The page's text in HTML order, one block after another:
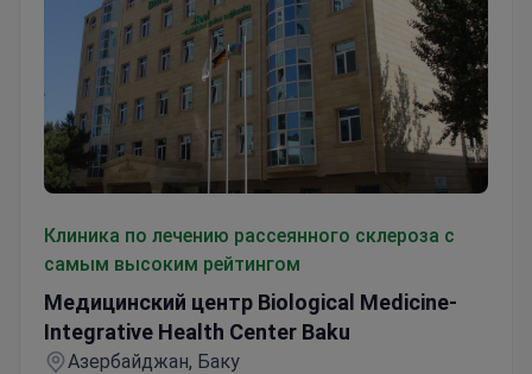
Клиника по лечению рассеянного склероза с
самым высоким рейтингом
Медицинский центр Biological Medicine-
Integrative Health Center Baku
Азербайджан, Баку